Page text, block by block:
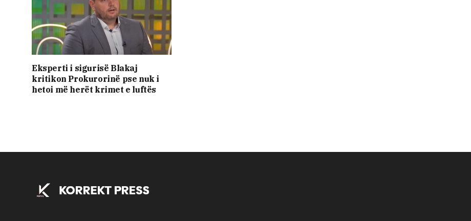
Eksperti i sigurisë Blakaj
kritikon Prokurorinë pse nuk i
hetoi më herët krimet e luftës